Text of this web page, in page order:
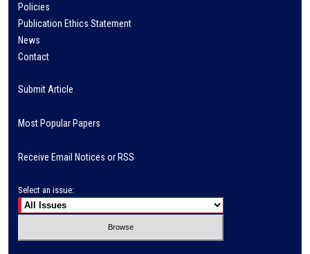
Policies
Publication Ethics Statement
News
Contact
Submit Article
Most Popular Papers
Receive Email Notices or RSS
Select an issue: